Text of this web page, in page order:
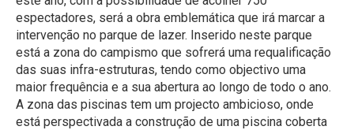
espectadores, será a obra emblemática que irá marcar a
intervenção no parque de lazer. Inserido neste parque
está a zona do campismo que sofrerá uma requalificação
das suas infra-estruturas, tendo como objectivo uma
maior frequência e a sua abertura ao longo de todo o ano.
A zona das piscinas tem um projecto ambicioso, onde
está perspectivada a construção de uma piscina coberta